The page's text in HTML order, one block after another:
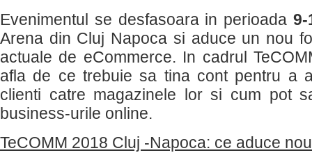
Evenimentul se desfasoara in perioada 9-
Arena din Cluj Napoca si aduce un nou
actuale de eCommerce. In cadrul
afla de ce trebuie sa tina cont pentru a
clienti catre magazinele lor si cum pot
business-urile online.
TeCOMM 2018 Cluj -Napoca: ce aduce